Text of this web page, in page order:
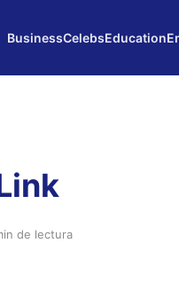
BusinessCelebsEducation
de lectura